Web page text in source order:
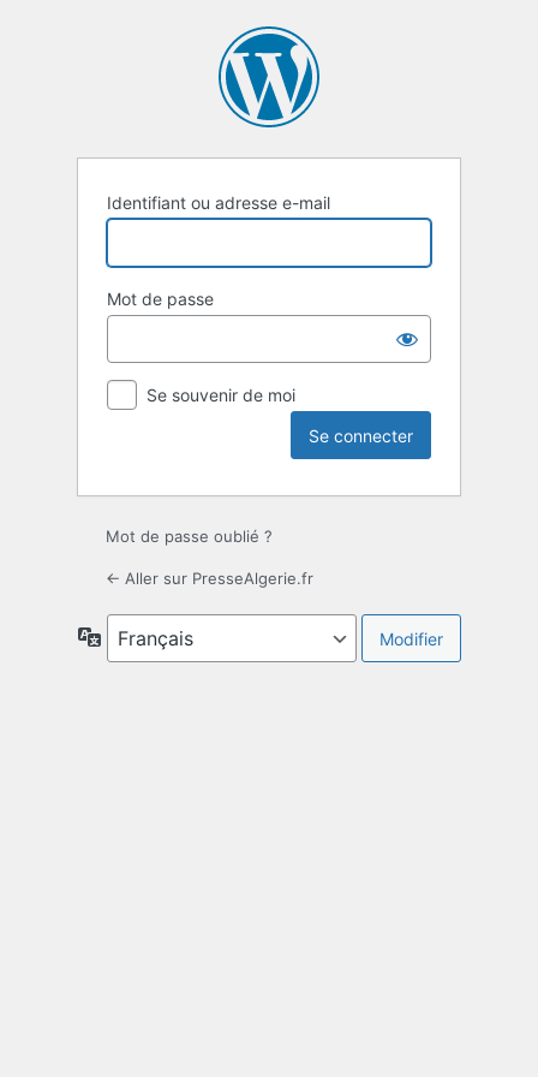
Identifiant ou adresse e-mail
Mot de passe
Se souvenir de moi
Mot de passe oublié ?
← Aller sur PresseAlgerie.fr
Langue